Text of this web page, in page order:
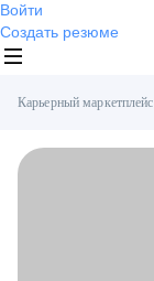
Войти
Создать резюме
Карьерный маркетплейс